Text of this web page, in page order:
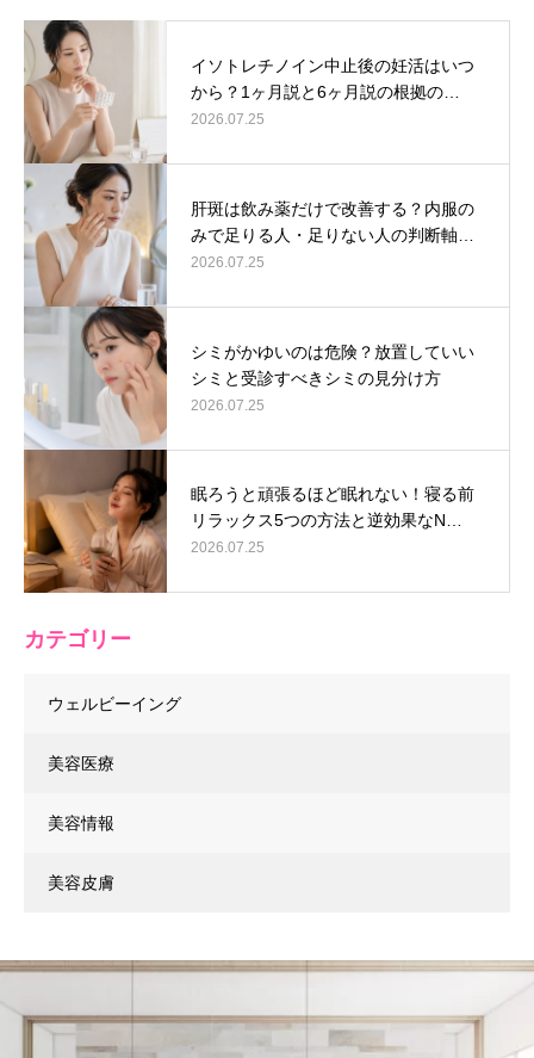
イソトレチノイン中止後の妊活はいつ
から？1ヶ月説と6ヶ月説の根拠の…
2026.07.25
肝斑は飲み薬だけで改善する？内服の
みで足りる人・足りない人の判断軸…
2026.07.25
シミがかゆいのは危険？放置していい
シミと受診すべきシミの見分け方
2026.07.25
眠ろうと頑張るほど眠れない！寝る前
リラックス5つの方法と逆効果なN…
2026.07.25
カテゴリー
ウェルビーイング
美容医療
美容情報
美容皮膚